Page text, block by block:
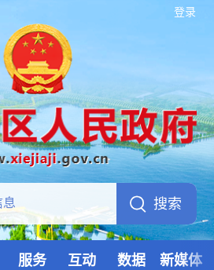
登录
服务 互动 数据 新媒体